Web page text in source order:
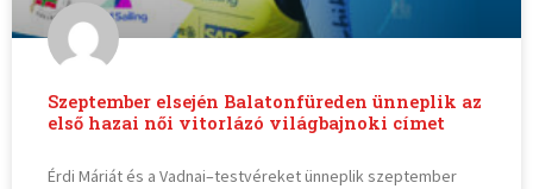
Szeptember elsején Balatonfüreden ünneplik az
első hazai női vitorlázó világbajnoki címet
Érdi Máriát és a Vadnai–testvéreket ünneplik szeptember